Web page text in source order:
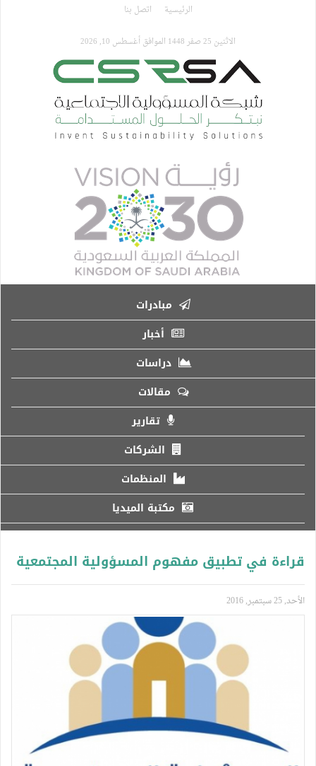
الرئيسية اتصل بنا
الاثنين 25 صفر 1448 الموافق أغسطس 10, 2026
مبادرات
أخبار
دراسات
مقالات
تقارير
الشركات
المنظمات
مكتبة الميديا
قراءة في تطبيق مفهوم المسؤولية المجتمعية
الأحد, 25 سبتمبر, 2016